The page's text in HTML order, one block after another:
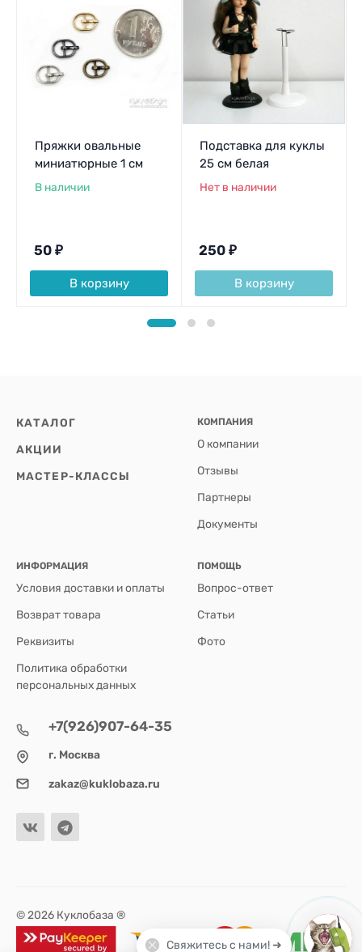
Пряжки овальные
миниатюрные 1 см
В наличии
50 ₽
В корзину
Подставка для куклы
25 см белая
Нет в наличии
250 ₽
В корзину
КАТАЛОГ
АКЦИИ
МАСТЕР-КЛАССЫ
КОМПАНИЯ
О компании
Отзывы
Партнеры
Документы
ИНФОРМАЦИЯ
Условия доставки и оплаты
Возврат товара
Реквизиты
Политика обработки
персональных данных
ПОМОЩЬ
Вопрос-ответ
Статьи
Фото
+7(926)907-64-35
г. Москва
zakaz@kuklobaza.ru
© 2026 Куклобаза ®
Свяжитесь с нами! ➜